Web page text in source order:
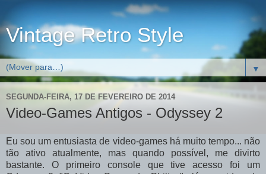
Vintage Retro Style
▼
SEGUNDA-FEIRA, 17 DE FEVEREIRO DE 2014
Video-Games Antigos - Odyssey 2
Eu sou um entusiasta de video-games há muito tempo... não
tão ativo atualmente, mas quando possível, me divirto
bastante. O primeiro console que tive acesso foi um